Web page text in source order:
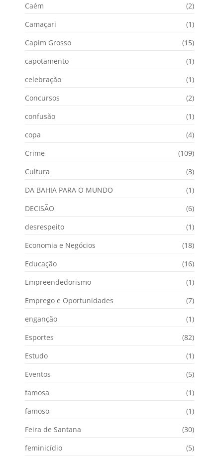
Caém
(2)
Camaçari
(1)
Capim Grosso
(15)
capotamento
(1)
celebração
(1)
Concursos
(2)
confusão
(1)
copa
(4)
Crime
(109)
Cultura
(3)
DA BAHIA PARA O MUNDO
(1)
DECISÃO
(6)
desrespeito
(1)
Economia e Negócios
(18)
Educação
(16)
Empreendedorismo
(1)
Emprego e Oportunidades
(7)
enganção
(1)
Esportes
(82)
Estudo
(1)
Eventos
(5)
famosa
(1)
famoso
(1)
Feira de Santana
(30)
feminicídio
(5)